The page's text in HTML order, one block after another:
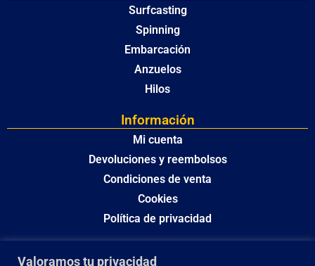
Valoramos tu privacidad
Surfcasting
Spinning
Embarcación
Anzuelos
Hilos
Información
Mi cuenta
Devoluciones y reembolsos
Condiciones de venta
Cookies
Política de privacidad